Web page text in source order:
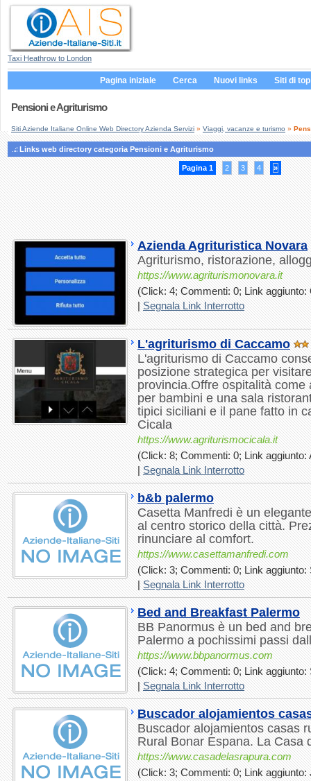
Taxi Heathrow to London
Pagina iniziale Cerca Nuovi links Siti di top
Pensioni e Agriturismo
Siti Aziende Italiane Online Web Directory Azienda Servizi » Viaggi, vacanze e turismo »
Links web directory categoria Pensioni e Agriturismo
Pagina 1 2 3 4 »
Azienda Agrituristica Novara
Agriturismo, ristorazione,
https://www.agriturismonovara.it
(Click: 4; Commenti: 0; Link aggiunto:
|Segnala Link Interrotto
L'agriturismo di Caccamo
L'agriturismo di Caccamo
posizione strategica per
provincia.Offre ospitalità come
per bambini e una sala
tipici siciliani e il pane fatto in
Cicala
https://www.agriturismocicala.it
(Click: 8; Commenti: 0; Link aggiunto:
|Segnala Link Interrotto
b&b palermo
Casetta Manfredi è un
al centro storico della città.
rinunciare al comfort.
https://www.casettamanfredi.com
(Click: 3; Commenti: 0; Link aggiunto:
|Segnala Link Interrotto
Bed and Breakfast Palermo
BB Panormus è un bed and
Palermo a pochissimi passi
https://www.bbpanormus.com
(Click: 4; Commenti: 0; Link aggiunto:
|Segnala Link Interrotto
Buscador alojamientos
Buscador alojamientos casas
Rural Bonar Espana. La Casa
https://www.casadelasrapura.com
(Click: 3; Commenti: 0; Link aggiunto: